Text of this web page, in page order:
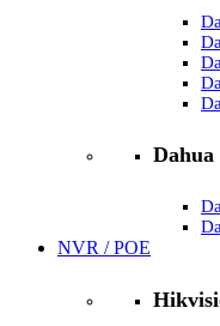
Dahua
NVR / POE